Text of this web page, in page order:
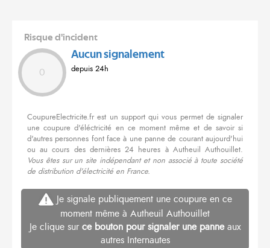
Risque d'incident
0
Aucun signalement
depuis 24h
CoupureElectricite.fr est un support qui vous permet de signaler
une coupure d'éléctricité en ce moment même et de savoir si
d'autres personnes font face à une panne de courant aujourd'hui
ou au cours des dernières 24 heures à Autheuil Authouillet.
Vous êtes sur un site indépendant et non associé à toute société
de distribution d'électricité en France.
Je signale publiquement une coupure en ce
moment même à Autheuil Authouillet
Je clique sur ce bouton pour signaler une panneaux
autres Internautes